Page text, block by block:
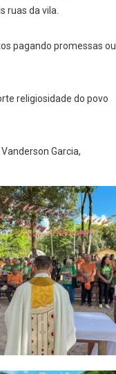
ruas da vila.
pagando promessas ou
religiosidade do povo
Garcia,